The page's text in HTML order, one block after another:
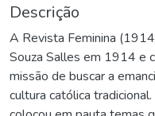
Descrição
A Revista Feminina
Souza Salles em 1914 e
missão de buscar a
cultura católica